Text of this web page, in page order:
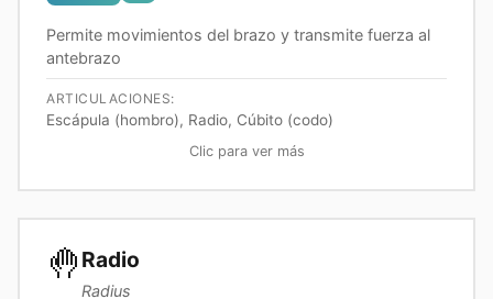
Permite movimientos del brazo y transmite fuerza al
antebrazo
ARTICULACIONES:
Escápula (hombro), Radio, Cúbito (codo)
Clic para ver más
🤚 Radio
Radius